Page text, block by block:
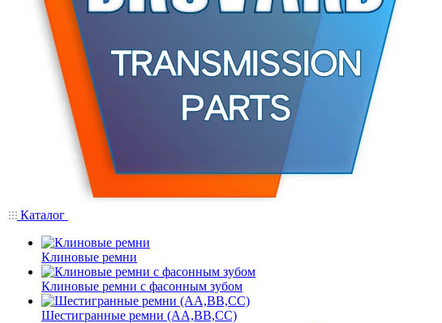
Каталог
Клиновые ремни
Клиновые ремни с фасонным зубом
Шестигранные ремни (AA,BB,CC)